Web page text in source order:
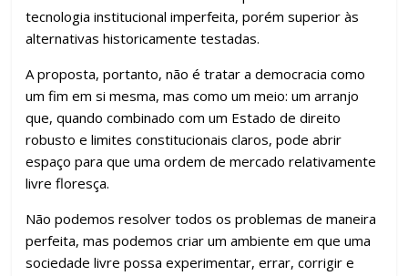
tecnologia institucional imperfeita, porém superior às
alternativas historicamente testadas.
A proposta, portanto, não é tratar a democracia como
um fim em si mesma, mas como um meio: um arranjo
que, quando combinado com um Estado de direito
robusto e limites constitucionais claros, pode abrir
espaço para que uma ordem de mercado relativamente
livre floresça.
Não podemos resolver todos os problemas de maneira
perfeita, mas podemos criar um ambiente em que uma
sociedade livre possa experimentar, errar, corrigir e